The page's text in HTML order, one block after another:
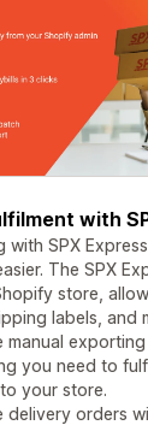
with
with SPX
The SPX
store,
labels, and
manual
you need to
your store.
delivery orders